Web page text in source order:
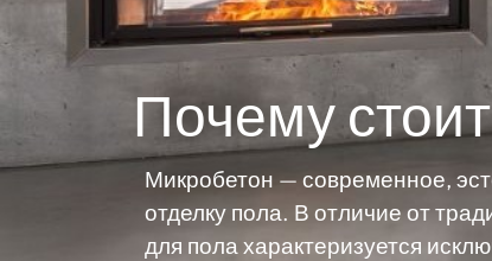
Почему
Микробетон — современное,
отделку пола. В отличие от
для пола характеризуется